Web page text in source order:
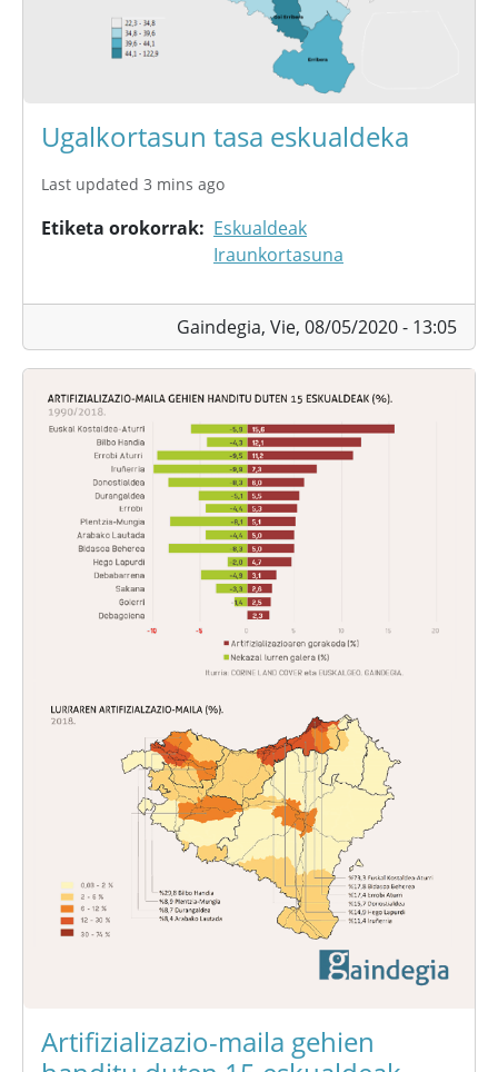
Ugalkortasun tasa eskualdeka
Last updated 3 mins ago
Etiketa orokorrak
Eskualdeak
Iraunkortasuna
Gaindegia, Vie, 08/05/2020 - 13:05
Artifizializazio-maila gehien